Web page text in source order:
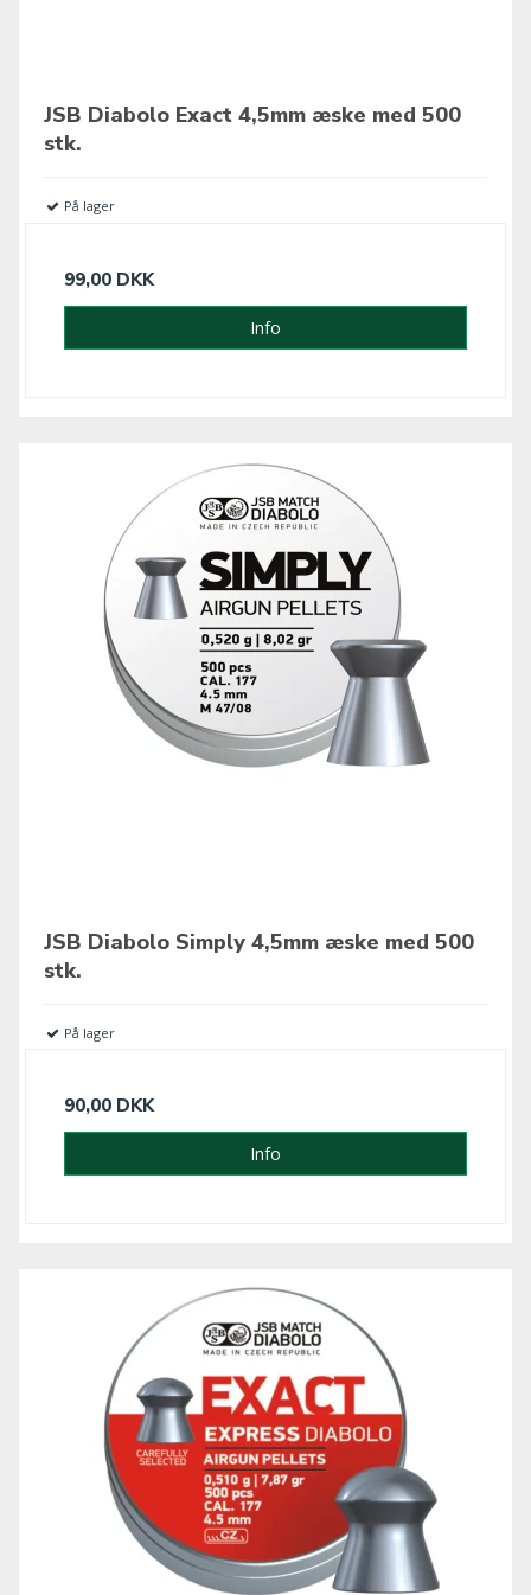
JSB Diabolo Exact 4,5mm æske med 500
stk.
På lager
99,00 DKK
Info
JSB Diabolo Simply 4,5mm æske med 500
stk.
På lager
90,00 DKK
Info